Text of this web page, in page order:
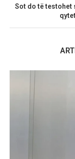
Sot do të testohet